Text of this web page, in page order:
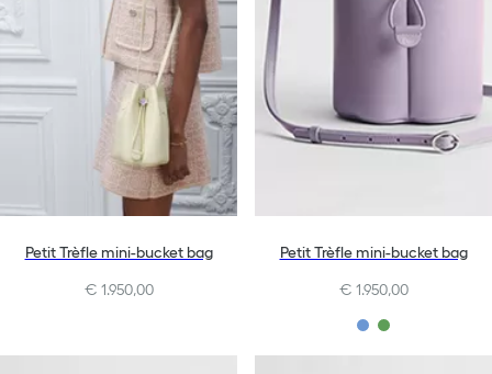
Petit Trèfle mini-bucket bag
€ 1.950,00
Petit Trèfle mini-bucket bag
€ 1.950,00